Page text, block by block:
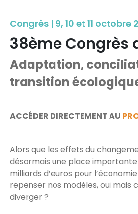
Congrès | 9, 10 et 11
38ème Congrès
Adaptation,
transition
ACCÉDER DIRECTEMENT AU
Alors que les effets du
désormais une place
milliards d’euros pour
repenser nos modèles, oui
diverger ?